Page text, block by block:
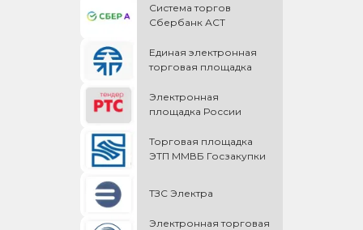
Система торгов
Сбербанк АСТ
Единая электронная
торговая площадка
Электронная
площадка России
Торговая площадка
ЭТП ММВБ Госзакупки
ТЗС Электра
Электронная торговая